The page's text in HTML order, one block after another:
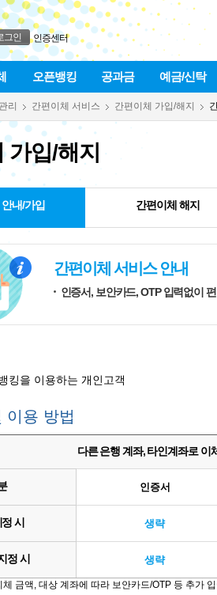
그인 인증센터
오픈뱅킹 공과금 예금/신탁
리 간편이체 서비스 간편이체 가입/해지
가입/해지
내/가입 간편이체 해지
간편이체 서비스 안내
인증서, 보안카드, OTP 입력없이
킹을 이용하는 개인고객
이용 방법
다른 은행 계좌, 타인계좌로 이
인증서
시 생략
정 시 생략
금액, 대상 계좌에 따라 보안카드/OTP 등 추가